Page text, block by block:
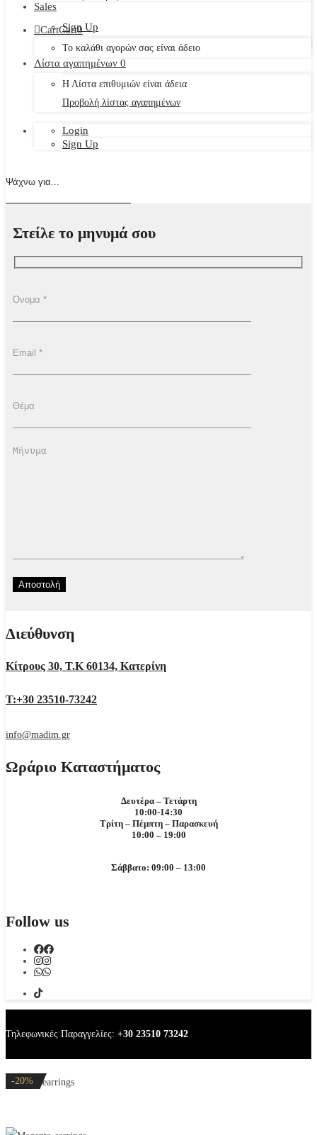
Sign Up
Sales
CartCart0
Το καλάθι αγορών σας είναι άδειο
Λίστα αγαπημένων 0
Η Λίστα επιθυμιών είναι άδεια
Προβολή λίστας αγαπημένων
Login
Sign Up
Στείλε το μηνυμά σου
Διεύθυνση
Κίτρους 30, Τ.Κ 60134, Κατερίνη
Τ:+30 23510-73242
info@madim.gr
Ωράριο Καταστήματος
Δευτέρα – Τετάρτη
10:00-14:30
Τρίτη – Πέμπτη – Παρασκευή
10:00 – 19:00
Σάββατο: 09:00 – 13:00
Follow us
Τηλεφωνικές Παραγγελίες: +30 23510 73242
Magenta earrings
-20%
-20%
-20%
-20%
-20%